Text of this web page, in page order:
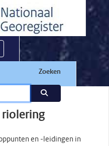
navigation
Zoeken
riolering
en -leidingen in